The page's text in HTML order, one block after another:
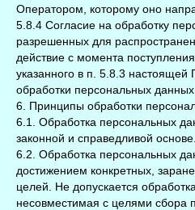
Оператором, которому оно
5.8.4 Согласие на обработку
разрешенных для
действие с момента
указанного в п. 5.8.3 настоящей
обработки персональных данных.
6. Принципы обработки
6.1. Обработка персональных
законной и справедливой основе.
6.2. Обработка персональных
достижением конкретных,
целей. Не допускается
несовместимая с целями сбора